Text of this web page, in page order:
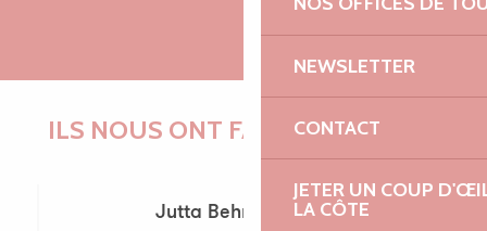
NEWSLETTER
CONTACT
JETER UN COUP
LA CÔTE
ILS NOUS ONT FAIT CONFIANCE !
Jutta Behr-Schaeidt